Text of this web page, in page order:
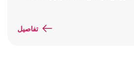
تفاصيل